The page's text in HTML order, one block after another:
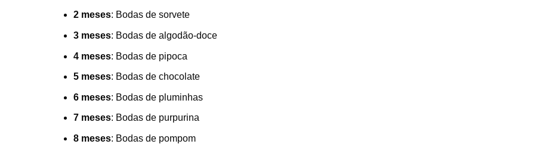
2 meses: Bodas de sorvete
3 meses: Bodas de algodão-doce
4 meses: Bodas de pipoca
5 meses: Bodas de chocolate
6 meses: Bodas de pluminhas
7 meses: Bodas de purpurina
8 meses: Bodas de pompom